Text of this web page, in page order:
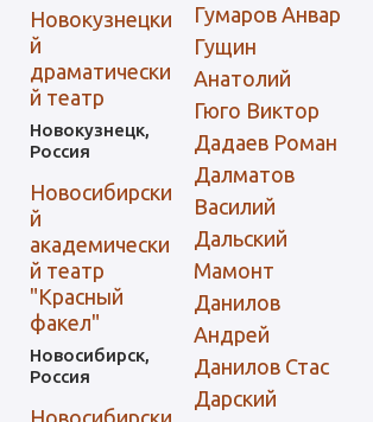
Новокузнецки
й
драматически
й театр
Новокузнецк,
Россия
Новосибирски
й
академически
й театр
"Красный
факел"
Новосибирск,
Россия
Новосибирски
Гумаров Анвар
Гущин
Анатолий
Гюго Виктор
Дадаев Роман
Далматов
Василий
Дальский
Мамонт
Данилов
Андрей
Данилов Стас
Дарский